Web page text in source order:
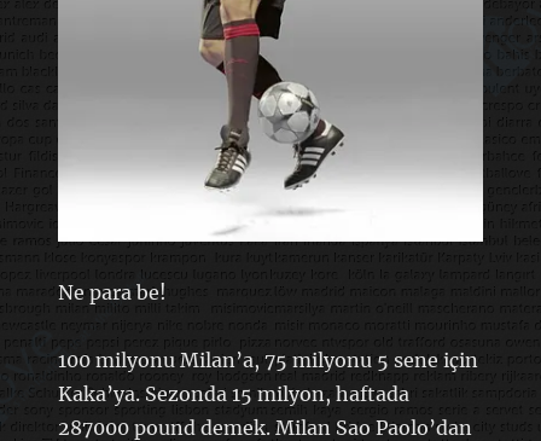
Ne para be!
100 milyonu Milan’a, 75 milyonu 5 sene için
Kaka’ya. Sezonda 15 milyon, haftada
287000 pound demek. Milan Sao Paolo’dan